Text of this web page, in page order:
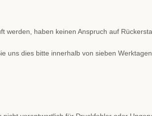
werden, haben keinen Anspruch auf
uns dies bitte innerhalb von sieben